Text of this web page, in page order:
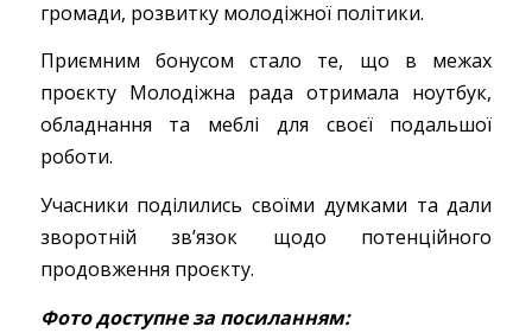
громади, розвитку молодіжної політики.
Приємним бонусом стало те, що в межах
проєкту Молодіжна рада отримала ноутбук,
обладнання та меблі для своєї подальшої
роботи.
Учасники поділились своїми думками та дали
зворотній зв’язок щодо потенційного
продовження проєкту.
Фото доступне за посиланням: